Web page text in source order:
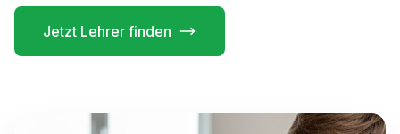
Jetzt Lehrer finden